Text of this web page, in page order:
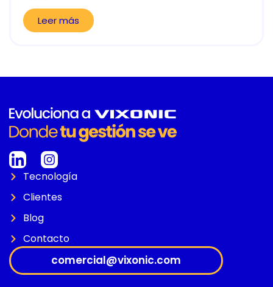
Leer más
Tecnología
Clientes
Blog
Contacto
comercial@vixonic.com